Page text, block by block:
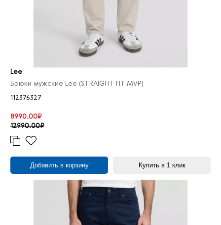
Lee
Брюки мужские Lee (STRAIGHT FIT MVP)
112376327
8990.00₽
12990.00₽
Добавить в корзину Купить в 1 клик